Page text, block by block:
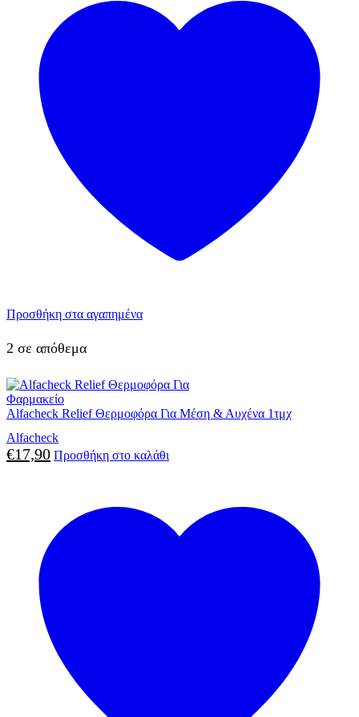
Προσθήκη στα αγαπημένα
2 σε απόθεμα
Φαρμακείο
Alfacheck Relief Θερμοφόρα Για Μέση & Αυχένα 1τμχ
Alfacheck
€17,90 Προσθήκη στο καλάθι